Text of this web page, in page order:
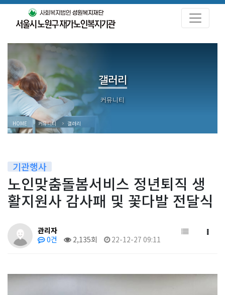
갤러리
HOME 커뮤니티 갤러리
기관행사
노인맞춤돌봄서비스 정년퇴직 생
활지원사 감사패 및 꽃다발 전달식
관리자
0건
2,135회 22-12-27 09:11